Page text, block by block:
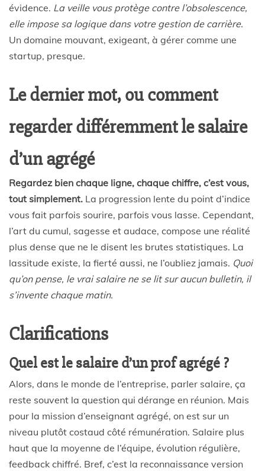
évidence. La veille vous protège contre l’obsolescence,
elle impose sa logique dans votre gestion de carrière.
Un domaine mouvant, exigeant, à gérer comme une
startup, presque.
Le dernier mot, ou comment
regarder différemment le salaire
d’un agrégé
Regardez bien chaque ligne, chaque chiffre, c’est vous,
tout simplement. La progression lente du point d’indice
vous fait parfois sourire, parfois vous lasse. Cependant,
l’art du cumul, sagesse et audace, compose une réalité
plus dense que ne le disent les brutes statistiques. La
lassitude existe, la fierté aussi, ne l’oubliez jamais. Quoi
qu’on pense, le vrai salaire ne se lit sur aucun bulletin, il
s’invente chaque matin.
Clarifications
Quel est le salaire d’un prof agrégé ?
Alors, dans le monde de l’entreprise, parler salaire, ça
reste souvent la question qui dérange en réunion. Mais
pour la mission d’enseignant agrégé, on est sur un
niveau plutôt costaud côté rémunération. Salaire plus
haut que la moyenne de l’équipe, évolution régulière,
feedback chiffré. Bref, c’est la reconnaissance version